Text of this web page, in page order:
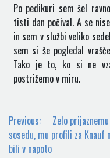
Po pedikuri sem šel
tisti dan počival. A se
in sem v službi veliko
sem si še pogledal
Tako je to, ko si ne
postrižemo v miru.
Navigacija
prispevka
Previous:
Zelo prijaznemu
sosedu, mu profili za Knauf
bili v napoto